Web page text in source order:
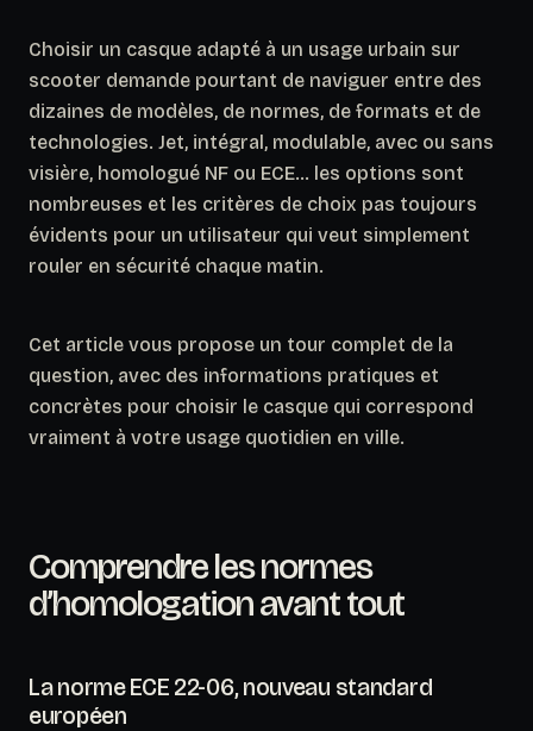
Choisir un casque adapté à un usage urbain sur
scooter demande pourtant de naviguer entre des
dizaines de modèles, de normes, de formats et de
technologies. Jet, intégral, modulable, avec ou sans
visière, homologué NF ou ECE… les options sont
nombreuses et les critères de choix pas toujours
évidents pour un utilisateur qui veut simplement
rouler en sécurité chaque matin.
Cet article vous propose un tour complet de la
question, avec des informations pratiques et
concrètes pour choisir le casque qui correspond
vraiment à votre usage quotidien en ville.
Comprendre les normes
d’homologation avant tout
La norme ECE 22-06, nouveau standard
européen